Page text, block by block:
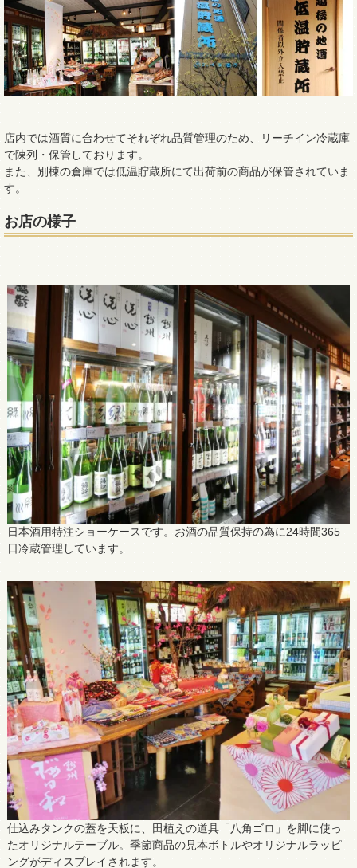
店内では酒質に合わせてそれぞれ品質管理のため、リーチイン冷蔵庫
で陳列・保管しております。
また、別棟の倉庫では低温貯蔵所にて出荷前の商品が保管されていま
す。
お店の様子
日本酒用特注ショーケースです。お酒の品質保持の為に24時間365
日冷蔵管理しています。
仕込みタンクの蓋を天板に、田植えの道具「八角ゴロ」を脚に使っ
たオリジナルテーブル。季節商品の見本ボトルやオリジナルラッピ
ングがディスプレイされます。